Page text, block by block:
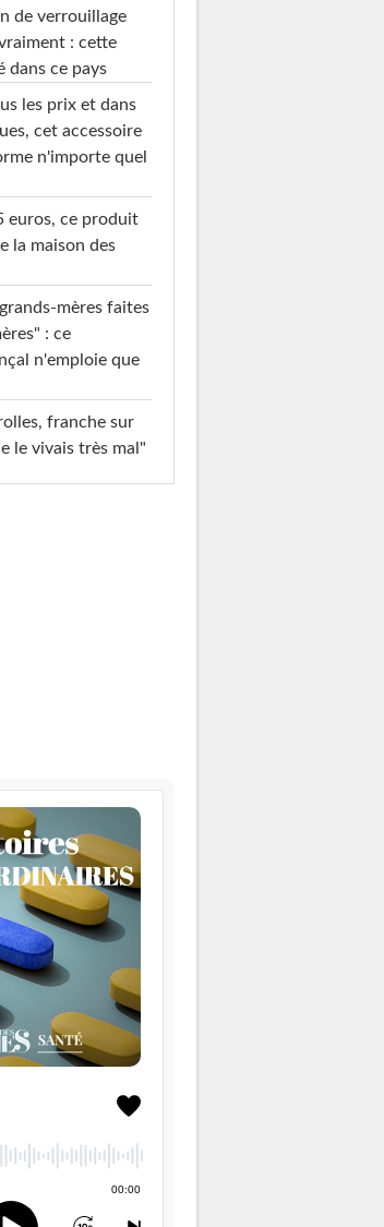
de verrouillage
: cette
dans ce pays
les prix et dans
cet accessoire
n'importe quel
euros, ce produit
la maison des
mères faites
: ce
n'emploie que
franche sur
le vivais très mal"